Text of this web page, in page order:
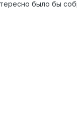
было бы